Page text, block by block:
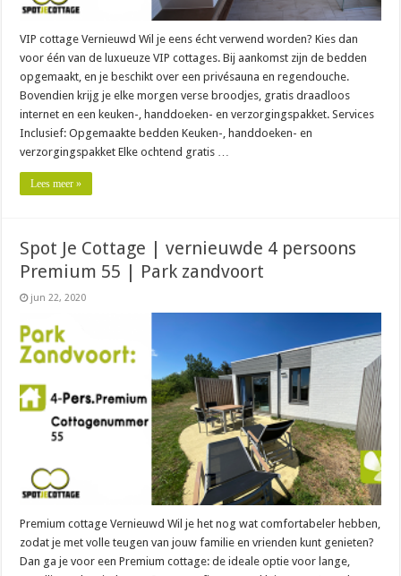
VIP cottage Vernieuwd Wil je eens écht verwend worden? Kies dan
voor één van de luxueuze VIP cottages. Bij aankomst zijn de bedden
opgemaakt, en je beschikt over een privésauna en regendouche.
Bovendien krijg je elke morgen verse broodjes, gratis draadloos
internet en een keuken-, handdoeken- en verzorgingspakket. Services
Inclusief: Opgemaakte bedden Keuken-, handdoeken- en
verzorgingspakket Elke ochtend gratis …
Lees meer »
Spot Je Cottage | vernieuwde 4 persoons
Premium 55 | Park zandvoort
jun 22, 2020
Premium cottage Vernieuwd Wil je het nog wat comfortabeler hebben,
zodat je met volle teugen van jouw familie en vrienden kunt genieten?
Dan ga je voor een Premium cottage: de ideale optie voor lange,